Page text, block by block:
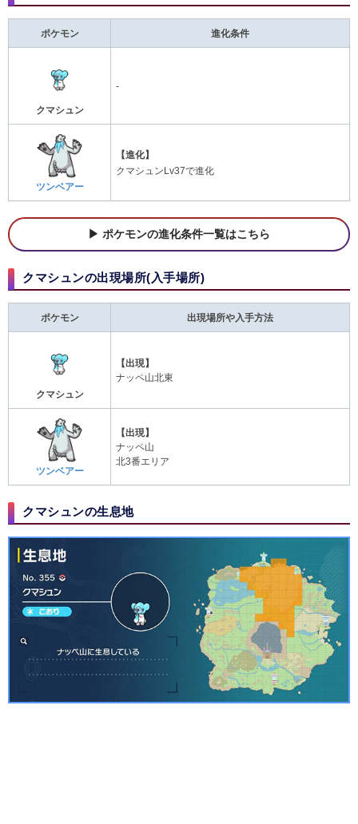
ポケモン 進化条件
クマシュン
-
ツンベアー
【進化】
クマシュンLv37で進化
ポケモンの進化条件一覧はこちら
クマシュンの出現場所(入手場所)
ポケモン 出現場所や入手方法
クマシュン
【出現】
ナッペ山北東
ツンベアー
【出現】
ナッペ山
北3番エリア
クマシュンの生息地